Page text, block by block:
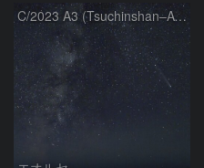
C/2023 A3 (Tsuchinshan–ATLAS)と天の川